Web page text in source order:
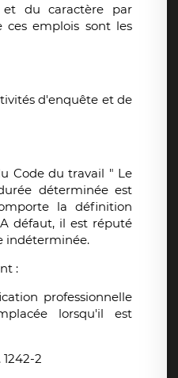
et du caractère par
emplois sont les
d'enquête et de
Code du travail " Le
déterminée est
la définition
défaut, il est réputé
indéterminée.
:
professionnelle
lorsqu'il est
1242-2